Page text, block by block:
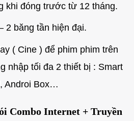
khi đóng trước từ 12 tháng.
2 băng tần hiện đại.
( Cine ) để phim phim trên
nhập tối đa 2 thiết bị : Smart
Androi Box…
Combo Internet + Truyền